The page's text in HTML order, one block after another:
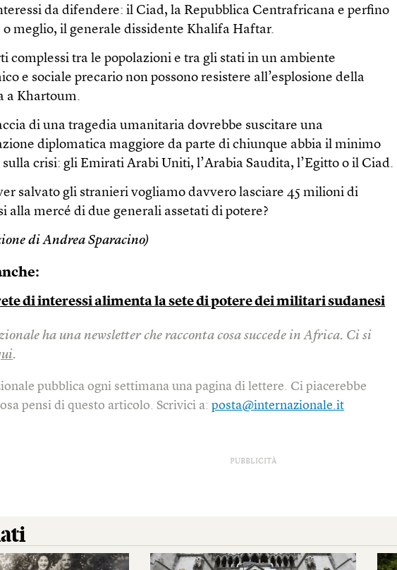
da difendere: il Ciad, la Repubblica Centrafricana e perfino
o meglio, il generale dissidente Khalifa Haftar.
complessi tra le popolazioni e tra gli stati in un ambiente
e sociale precario non possono resistere all’esplosione della
a Khartoum.
di una tragedia umanitaria dovrebbe suscitare una
diplomatica maggiore da parte di chiunque abbia il minimo
crisi: gli Emirati Arabi Uniti, l’Arabia Saudita, l’Egitto o il Ciad.
salvato gli stranieri vogliamo davvero lasciare 45 milioni di
alla mercé di due generali assetati di potere?
di Andrea Sparacino)
di interessi alimenta la sete di potere dei militari sudanesi
ha una newsletter che racconta cosa succede in Africa. Ci si
.
pubblica ogni settimana una pagina di lettere. Ci piacerebbe
pensi di questo articolo. Scrivici a:posta@internazionale.it
PUBBLICITÀ